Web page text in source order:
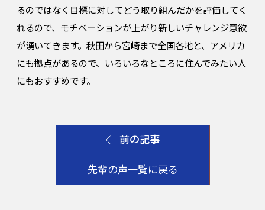
るのではなく目標に対してどう取り組んだかを評価してく
れるので、モチベーションが上がり新しいチャレンジ意欲
が湧いてきます。秋田から宮崎まで全国各地と、アメリカ
にも拠点があるので、いろいろなところに住んでみたい人
にもおすすめです。
前の記事
先輩の声一覧に戻る